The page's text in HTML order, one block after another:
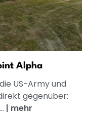
Alpha
US-Army und
gegenüber:
| mehr